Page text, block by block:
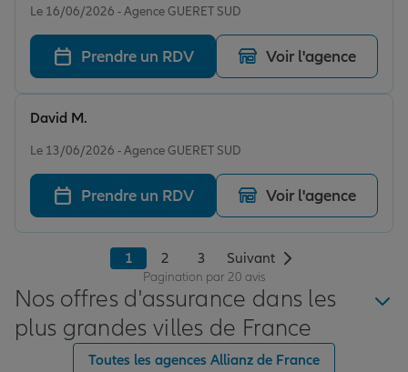
Le 16/06/2026 - Agence GUERET SUD
Prendre un RDV Voir l'agence
Le 13/06/2026 - Agence GUERET SUD
David M.
Prendre un RDV Voir l'agence
1 2 3 Suivant
Pagination par 20 avis
Nos offres d'assurance dans les
plus grandes villes de France
Toutes les agences Allianz de France